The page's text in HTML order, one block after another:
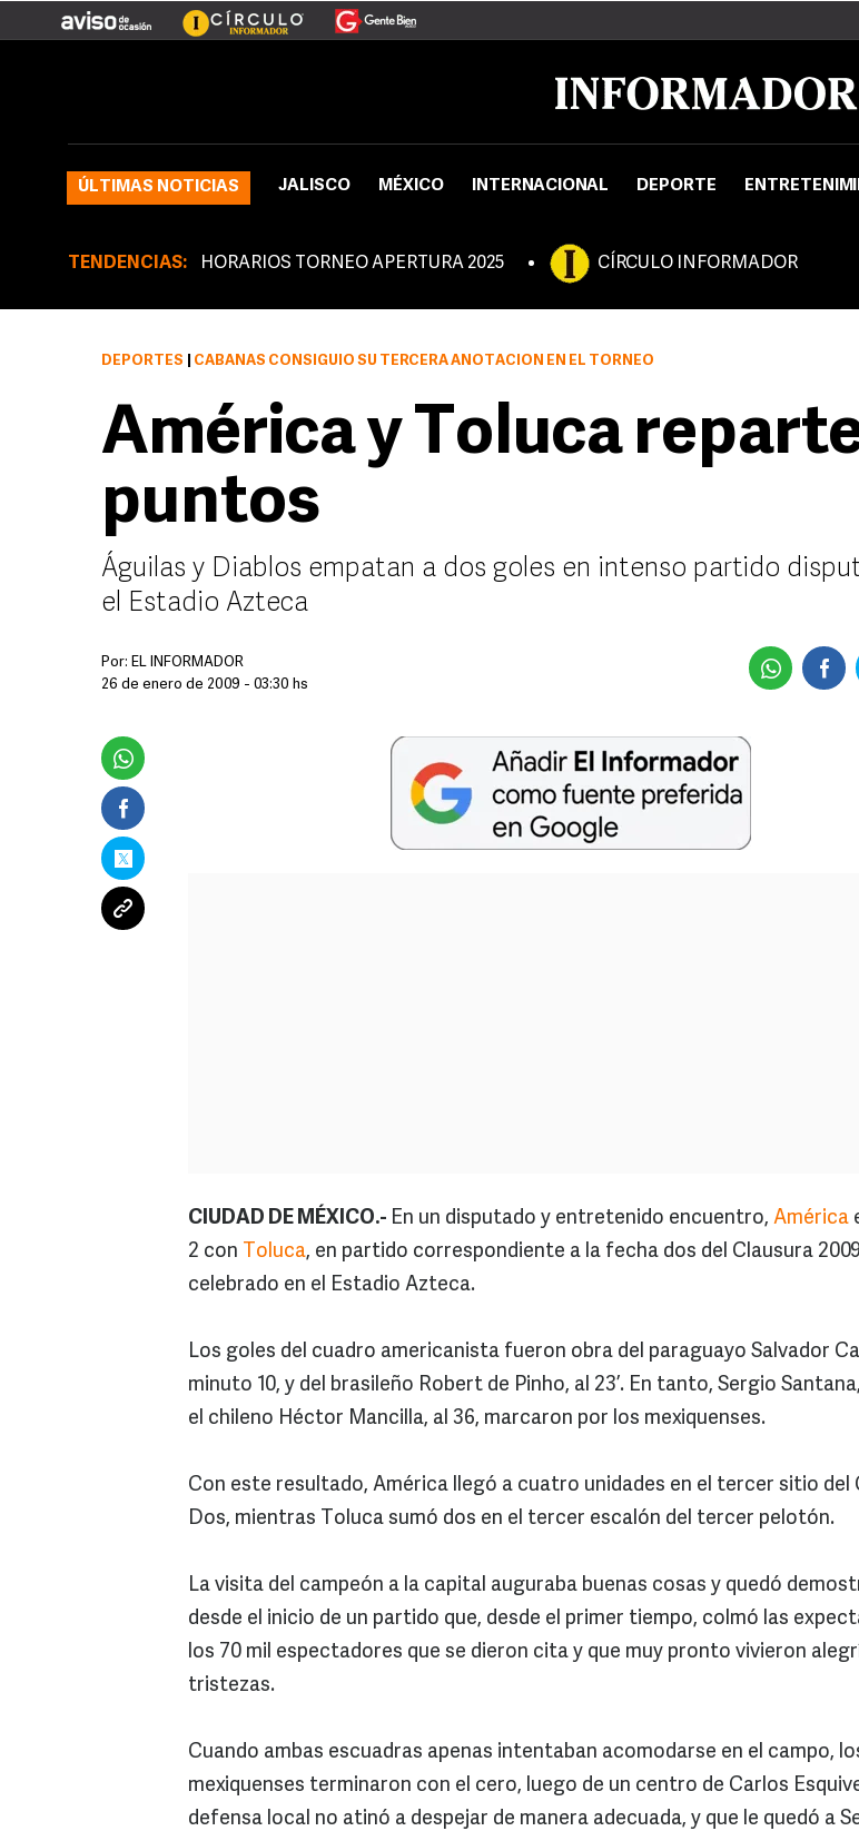
ÚLTIMAS NOTICIAS JALISCO MÉXICO INTERNACIONAL DEPORTE
TENDENCIAS: HORARIOS TORNEO APERTURA 2025 CÍRCULO INFORMADOR
DEPORTES CABAÑAS CONSIGUIÓ SU TERCERA ANOTACIÓN EN EL TORNEO
América y Toluca
puntos
Águilas y Diablos empatan a dos goles en intenso partido
el Estadio Azteca
Por: EL INFORMADOR
26 de enero de 2009 - 03:30 hs
CIUDAD DE MÉXICO.- En un disputado y entretenido encuentro, América
2 con Toluca, en partido correspondiente a la fecha dos del Clausura
celebrado en el Estadio Azteca.
Los goles del cuadro americanista fueron obra del paraguayo Salvador
minuto 10, y del brasileño Robert de Pinho, al 23’. En tanto, Sergio
el chileno Héctor Mancilla, al 36, marcaron por los mexiquenses.
Con este resultado, América llegó a cuatro unidades en el tercer sitio del
Dos, mientras Toluca sumó dos en el tercer escalón del tercer pelotón.
La visita del campeón a la capital auguraba buenas cosas y quedó
desde el inicio de un partido que, desde el primer tiempo, colmó las
los 70 mil espectadores que se dieron cita y que muy pronto vivieron
tristezas.
Cuando ambas escuadras apenas intentaban acomodarse en el campo,
mexiquenses terminaron con el cero, luego de un centro de Carlos
defensa local no atinó a despejar de manera adecuada, y que le quedó a